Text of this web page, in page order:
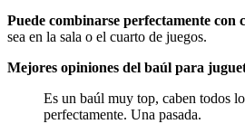
Puede combinarse perfectamente con
sea en la sala o el cuarto de juegos.
Mejores opiniones del baúl para
Es un baúl muy top, caben todos
perfectamente. Una pasada.